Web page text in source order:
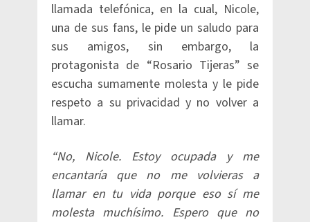
llamada telefónica, en la cual, Nicole,
una de sus fans, le pide un saludo para
sus amigos, sin embargo, la
protagonista de “Rosario Tijeras” se
escucha sumamente molesta y le pide
respeto a su privacidad y no volver a
llamar.
“No, Nicole. Estoy ocupada y me
encantaría que no me volvieras a
llamar en tu vida porque eso sí me
molesta muchísimo. Espero que no